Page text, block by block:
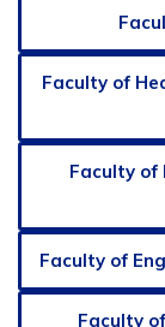
Faculty of
Faculty of
Faculty of
Faculty